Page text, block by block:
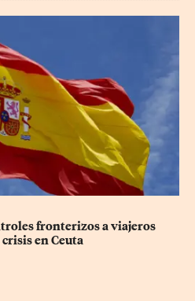
fronterizos a viajeros
en Ceuta